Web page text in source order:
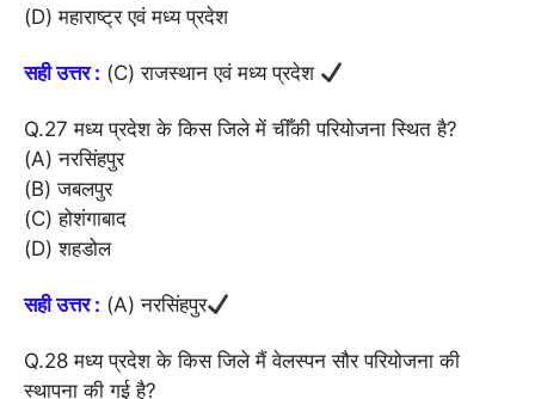
(D) महाराष्ट्र एवं मध्य प्रदेश
सही उत्तर : (C) राजस्थान एवं मध्य प्रदेश
Q.27 मध्य प्रदेश के किस जिले में चीँकी परियोजना स्थित है?
(A) नरसिंहपुर
(B) जबलपुर
(C) होशंगाबाद
(D) शहडोल
सही उत्तर : (A) नरसिंहपुर
Q.28 मध्य प्रदेश के किस जिले मैं वेलस्पन सौर परियोजना की
स्थापना की गई है?